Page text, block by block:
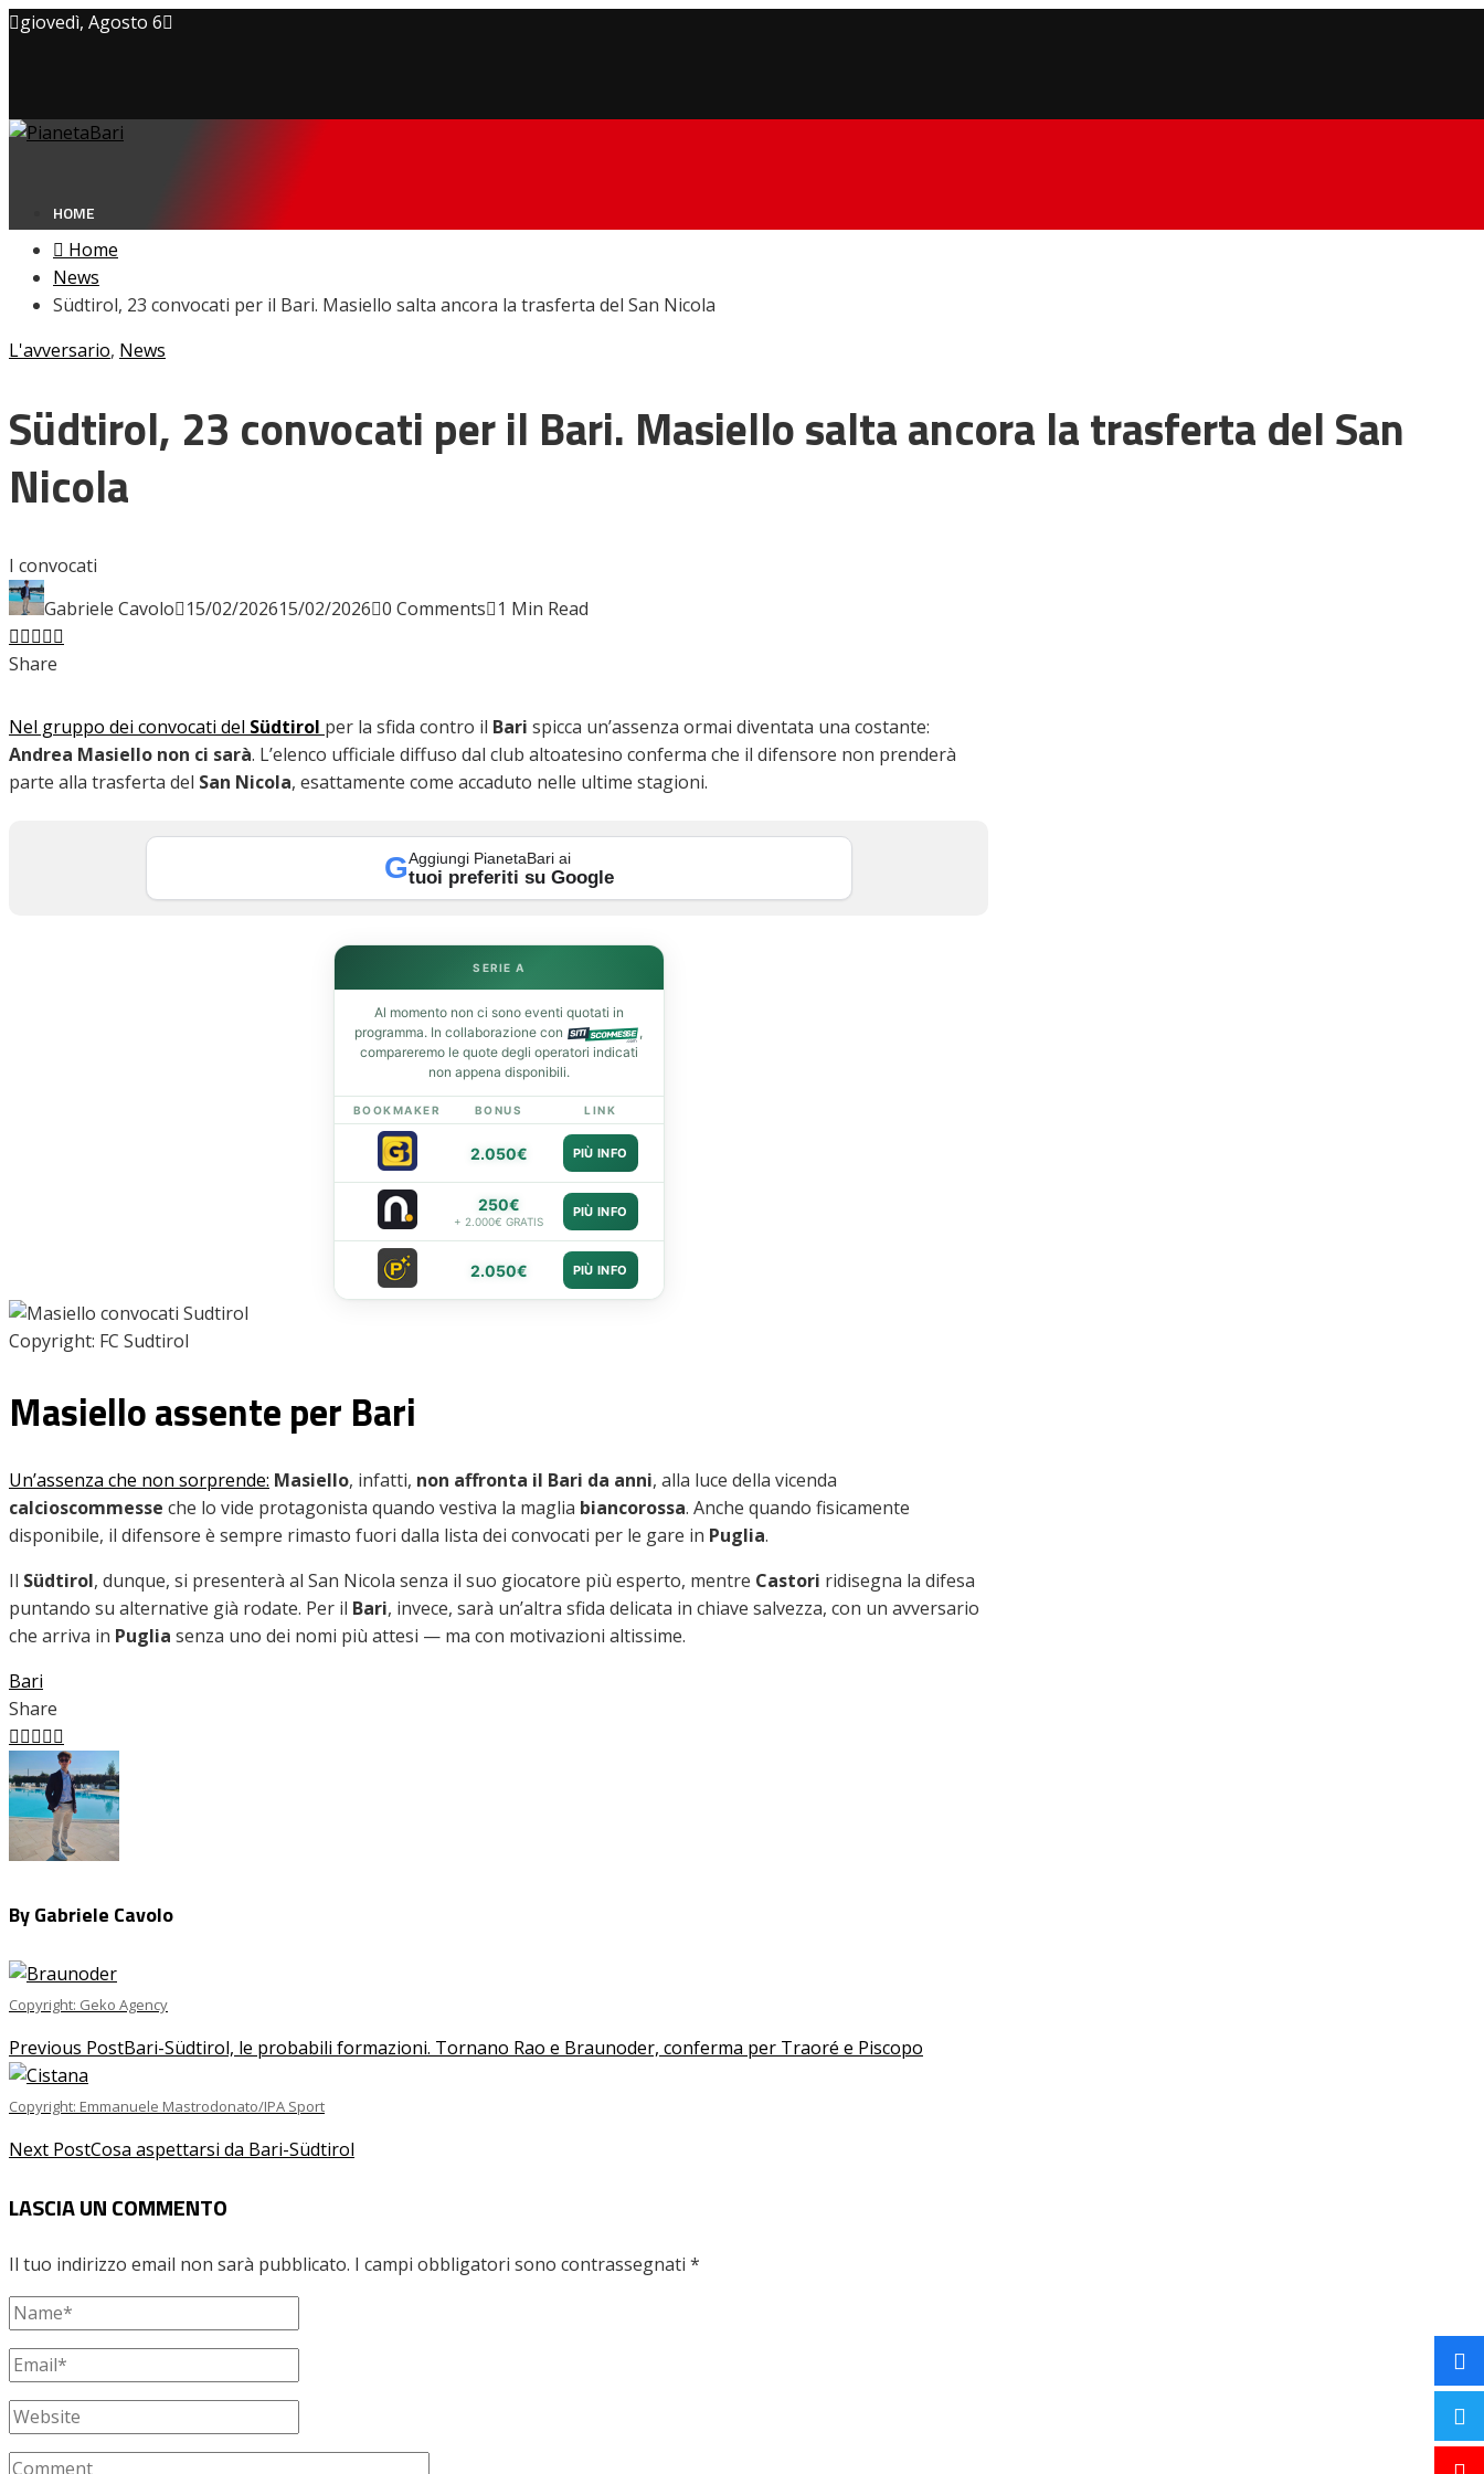
giovedì, Agosto 6
Cookie Policy
HOME
NEWS
Amarcord
Giovanili
Le pagelle
FOCUS
CALCIOMERCATO
Calciomercato
Serie B
Home
News
Südtirol, 23 convocati per il Bari. Masiello salta ancora la trasferta del San Nicola
L'avversario, News
Südtirol, 23 convocati per il Bari. Masiello salta ancora la trasferta del San
Nicola
I convocati
Gabriele Cavolo 15/02/202615/02/2026 0 Comments 1 Min Read
Facebook
Twitter
LinkedIn
Pinterest
Stumbleupon
Share
Nel gruppo dei convocati del Südtirol per la sfida contro il Bari spicca un’assenza ormai diventata una costante:
Andrea Masiello non ci sarà. L’elenco ufficiale diffuso dal club altoatesino conferma che il difensore non prenderà
parte alla trasferta del San Nicola, esattamente come accaduto nelle ultime stagioni.
GAggiungi PianetaBari ai
tuoi preferiti su Google
SERIE A
Al momento non ci sono eventi quotati in
programma. In collaborazione con
,
compareremo le quote degli operatori indicati
non appena disponibili.
BOOKMAKER BONUS LINK
2.050€ PIÙ INFO
250€
+ 2.000€ GRATIS
PIÙ INFO
2.050€ PIÙ INFO
Copyright: FC Sudtirol
Masiello assente per Bari
Un’assenza che non sorprende: Masiello, infatti, non affronta il Bari da anni, alla luce della vicenda
calcioscommesse che lo vide protagonista quando vestiva la maglia biancorossa. Anche quando fisicamente
disponibile, il difensore è sempre rimasto fuori dalla lista dei convocati per le gare in Puglia.
Il Südtirol, dunque, si presenterà al San Nicola senza il suo giocatore più esperto, mentre Castori ridisegna la difesa
puntando su alternative già rodate. Per il Bari, invece, sarà un’altra sfida delicata in chiave salvezza, con un avversario
che arriva in Puglia senza uno dei nomi più attesi — ma con motivazioni altissime.
Bari
Share
Facebook
Twitter
LinkedIn
Pinterest
Stumbleupon
By Gabriele Cavolo
Copyright: Geko Agency
Previous PostBari-Südtirol, le probabili formazioni. Tornano Rao e Braunoder, conferma per Traoré e Piscopo
Copyright: Emmanuele Mastrodonato/IPA Sport
Next PostCosa aspettarsi da Bari-Südtirol
LASCIA UN COMMENTO
Il tuo indirizzo email non sarà pubblicato. I campi obbligatori sono contrassegnati *